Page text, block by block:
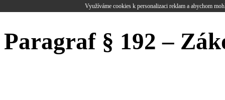
Využíváme cookies k personalizaci reklam a abychom
Paragraf § 192 –